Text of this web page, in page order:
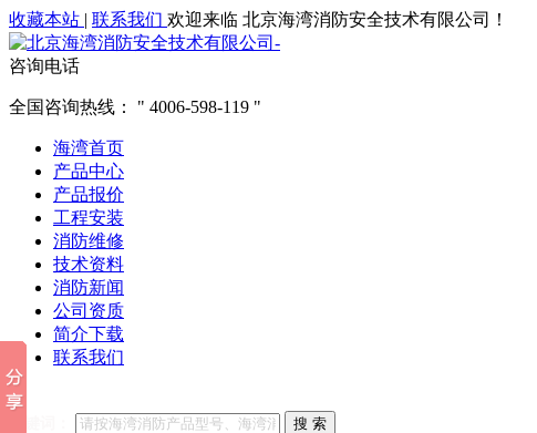
收藏本站 | 联系我们 欢迎来临 北京海湾消防安全技术有限公司！
咨询电话
全国咨询热线： 4006-598-119
海湾首页
产品中心
产品报价
工程安装
消防维修
技术资料
消防新闻
公司资质
简介下载
联系我们
他们都在搜索:
搜 索